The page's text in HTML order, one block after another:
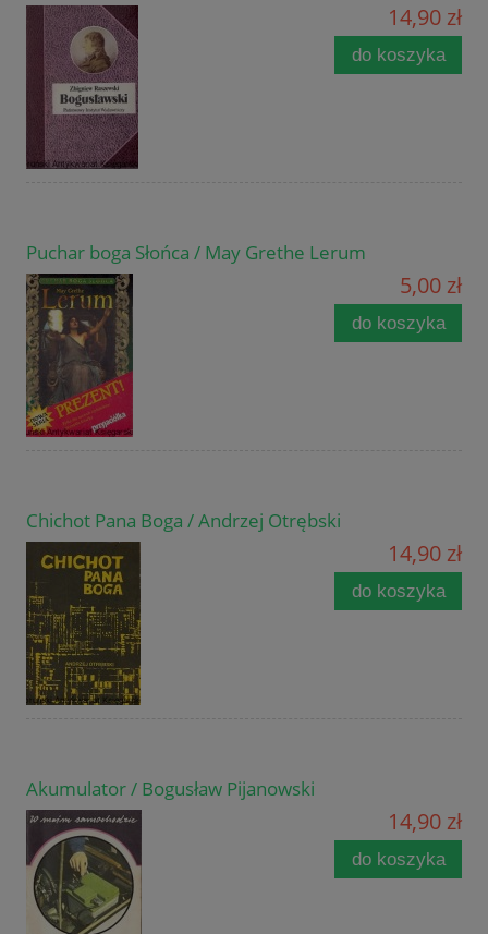
14,90 zł
do koszyka
Puchar boga Słońca / May Grethe Lerum
5,00 zł
do koszyka
Chichot Pana Boga / Andrzej Otrębski
14,90 zł
do koszyka
Akumulator / Bogusław Pijanowski
14,90 zł
do koszyka